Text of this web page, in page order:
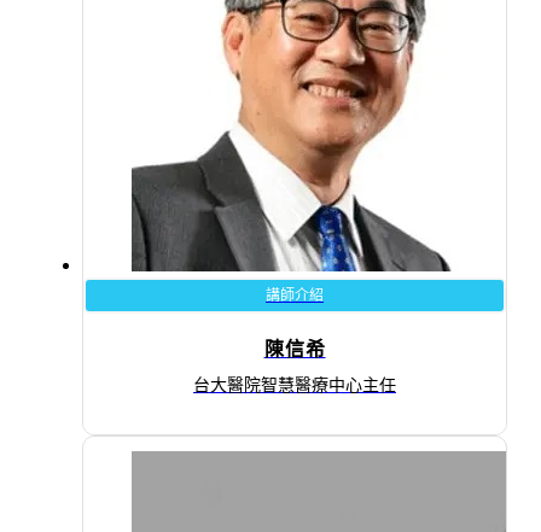
講師介紹
陳信希
台大醫院智慧醫療中心主任